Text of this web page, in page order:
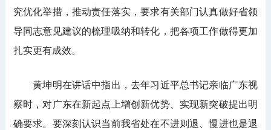
究优化举措，推动责任落实，要求有关部门认真做好省领
导同志意见建议的梳理吸纳和转化，把各项工作做得更加
扎实更有成效。
黄坤明在讲话中指出，去年习近平总书记亲临广东视
察时，对广东在新起点上增创新优势、实现新突破提出明
确要求。要深刻认识当前我省处在不进则退、慢进也是退